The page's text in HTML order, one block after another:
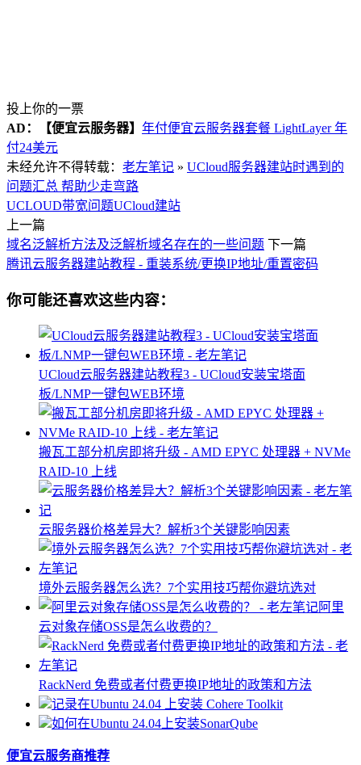
投上你的一票
AD：
【便宜云服务器】 年付便宜云服务器套餐 LightLayer 年
付24美元
未经允许不得转载： 老左笔记 » UCloud服务器建站时遇到的
问题汇总 帮助少走弯路
UCLOUD带宽问题UCloud建站
上一篇
域名泛解析方法及泛解析域名存在的一些问题 下一篇
腾讯云服务器建站教程 - 重装系统/更换IP地址/重置密码
你可能还喜欢这些内容：
UCloud云服务器建站教程3 - UCloud安装宝塔面
板/LNMP一键包WEB环境
搬瓦工部分机房即将升级 - AMD EPYC 处理器 + NVMe
RAID-10 上线
云服务器价格差异大？解析3个关键影响因素
境外云服务器怎么选？7个实用技巧帮你避坑选对
阿里
云对象存储OSS是怎么收费的？
RackNerd 免费或者付费更换IP地址的政策和方法
记录在Ubuntu 24.04 上安装 Cohere Toolkit
如何在Ubuntu 24.04上安装SonarQube
便宜云服务商推荐